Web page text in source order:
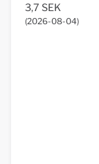
3,7 SEK
(2026-08-04)